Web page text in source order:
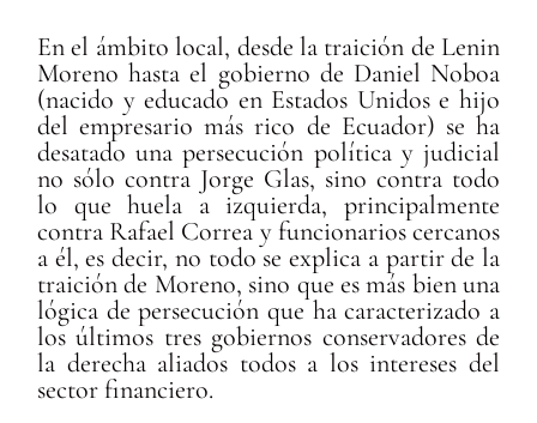
En el ámbito local, desde la traición de Lenin
Moreno hasta el gobierno de Daniel Noboa
(nacido y educado en Estados Unidos e hijo
del empresario más rico de Ecuador) se ha
desatado una persecución política y judicial
no sólo contra Jorge Glas, sino contra todo
lo que huela a izquierda, principalmente
contra Rafael Correa y funcionarios cercanos
a él, es decir, no todo se explica a partir de la
traición de Moreno, sino que es más bien una
lógica de persecución que ha caracterizado a
los últimos tres gobiernos conservadores de
la derecha aliados todos a los intereses del
sector financiero.